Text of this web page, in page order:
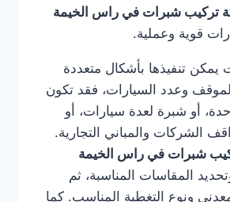
تركيب شبرات في راس الخيمة
قوية وعملية.
يمكن تنفيذها بأشكال متعددة
وعدد السيارات، فقد تكون
أو شبرة لعدة سيارات، أو
الشركات والمباني التجارية.
شبرات في راس الخيمة
المقاسات المناسبة، ثم
ونوع التغطية المناسب. كما